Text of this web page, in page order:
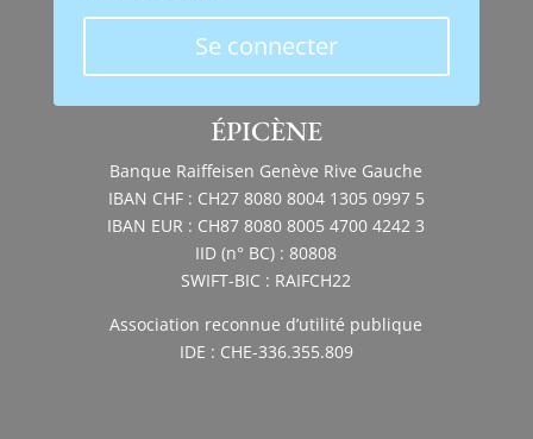
Se connecter
ÉPICÈNE
Banque Raiffeisen Genève Rive Gauche
IBAN CHF : CH27 8080 8004 1305 0997 5
IBAN EUR : CH87 8080 8005 4700 4242 3
IID (n° BC) : 80808
SWIFT-BIC : RAIFCH22
Association reconnue d’utilité publique
IDE : CHE-336.355.809